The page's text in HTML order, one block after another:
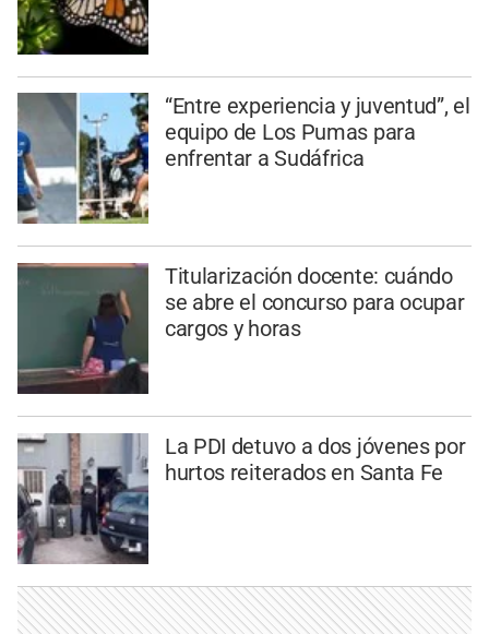
“Entre experiencia y juventud”, el
equipo de Los Pumas para
enfrentar a Sudáfrica
Titularización docente: cuándo
se abre el concurso para ocupar
cargos y horas
La PDI detuvo a dos jóvenes por
hurtos reiterados en Santa Fe